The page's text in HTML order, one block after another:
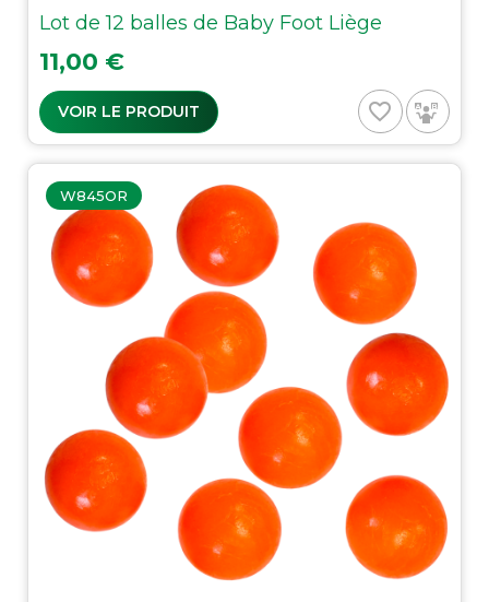
Lot de 12 balles de Baby Foot Liège
Prix
11,00 €
VOIR LE PRODUIT favorite_border
W845OR